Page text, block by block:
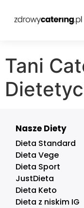
Tani
Nasze Diety
Dieta Standard
Dieta Vege
Dieta Sport
JustDieta
Dieta Keto
Dieta z niskim IG